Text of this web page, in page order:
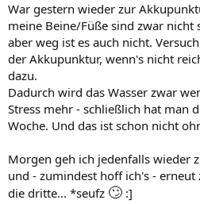
War gestern wieder zur
meine Beine/Füße sind zwar nicht
aber weg ist es auch nicht.
der Akkupunktur, wenn's nicht
dazu.
Dadurch wird das Wasser zwar
Stress mehr - schließlich hat man
Woche. Und das ist schon nicht
Morgen geh ich jedenfalls wieder
und - zumindest hoff ich's - erneut
die dritte... *seufz 🙄 :]